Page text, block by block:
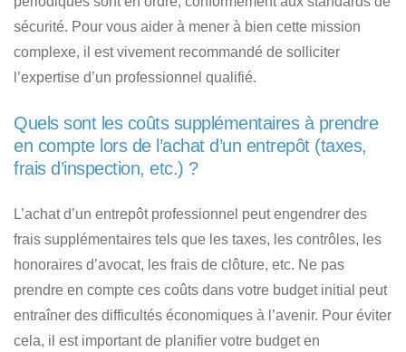
sécurité. Pour vous aider à mener à bien cette mission
complexe, il est vivement recommandé de solliciter
l’expertise d’un professionnel qualifié.
Quels sont les coûts supplémentaires à prendre
en compte lors de l’achat d’un entrepôt (taxes,
frais d’inspection, etc.) ?
L’achat d’un entrepôt professionnel peut engendrer des
frais supplémentaires tels que les taxes, les contrôles, les
honoraires d’avocat, les frais de clôture, etc. Ne pas
prendre en compte ces coûts dans votre budget initial peut
entraîner des difficultés économiques à l’avenir. Pour éviter
cela, il est important de planifier votre budget en